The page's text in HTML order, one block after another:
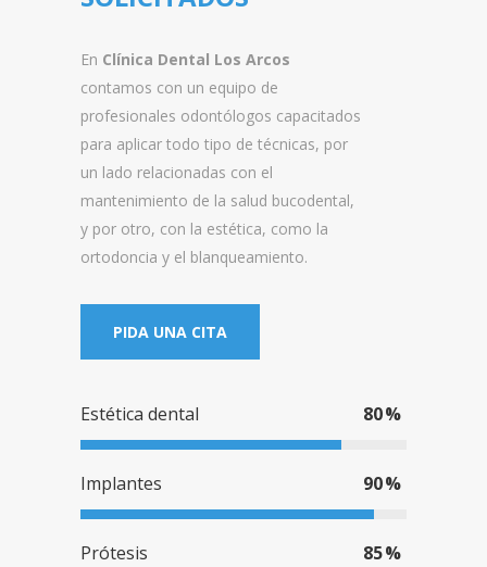
En Clínica Dental Los Arcos
contamos con un equipo de
profesionales odontólogos capacitados
para aplicar todo tipo de técnicas, por
un lado relacionadas con el
mantenimiento de la salud bucodental,
y por otro, con la estética, como la
ortodoncia y el blanqueamiento.
PIDA UNA CITA
Estética dental 80
Implantes 90
Prótesis 85